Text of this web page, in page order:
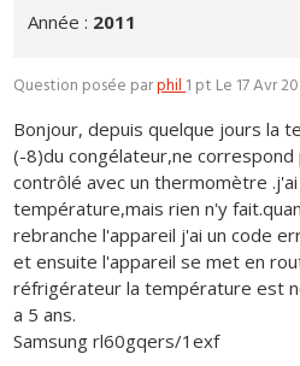
Année : 2011
Question posée parphil1 pt Le 17 Avr
Bonjour, depuis quelque jours la
(-8)du congélateur,ne correspond
contrôlé avec un thermomètre
température,mais rien n'y
rebranche l'appareil j'ai un code
et ensuite l'appareil se met en
réfrigérateur la température est
a 5 ans.
Samsung rl60gqers/1exf